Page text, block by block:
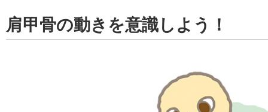
肩甲骨の動きを意識しよう！